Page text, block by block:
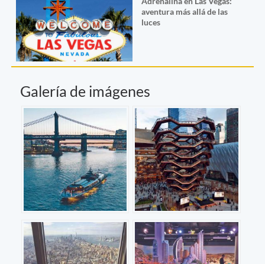
aventura más allá de las
luces
Galería de imágenes